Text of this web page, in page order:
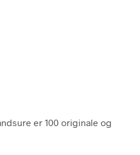
er 100 originale og